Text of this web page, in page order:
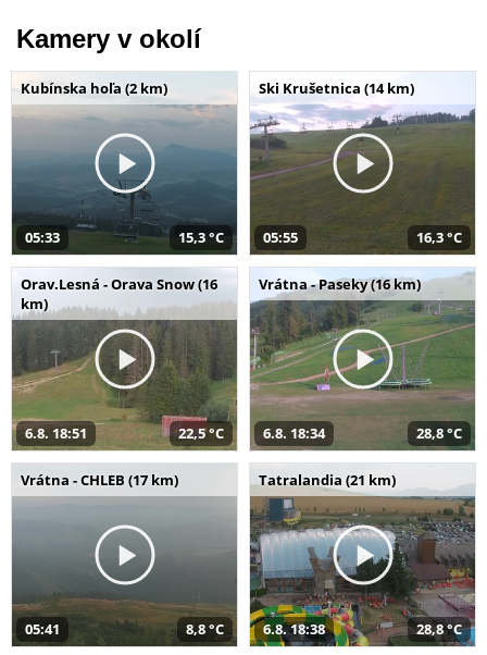
Kamery v okolí
Kubínska hoľa (2 km)
05:33 15,3 °C
Ski Krušetnica (14 km)
05:55 16,3 °C
Orav.Lesná - Orava Snow (16
km)
6.8. 18:51 22,5 °C
Vrátna - Paseky (16 km)
6.8. 18:34 28,8 °C
Vrátna - CHLEB (17 km)
05:41 8,8 °C
Tatralandia (21 km)
6.8. 18:38 28,8 °C